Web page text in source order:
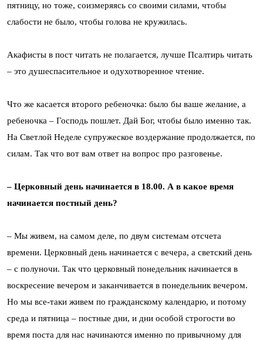
пятницу, но тоже, соизмеряясь со своими силами, чтобы
слабости не было, чтобы голова не кружилась.
Акафисты в пост читать не полагается, лучше Псалтирь читать
– это душеспасительное и одухотворенное чтение.
Что же касается второго ребеночка: было бы ваше желание, а
ребеночка – Господь пошлет. Дай Бог, чтобы было именно так.
На Светлой Неделе супружеское воздержание продолжается, по
силам. Так что вот вам ответ на вопрос про разговенье.
– Церковный день начинается в 18.00. А в какое время
начинается постный день?
– Мы живем, на самом деле, по двум системам отсчета
времени. Церковный день начинается с вечера, а светский день
– с полуночи. Так что церковный понедельник начинается в
воскресение вечером и заканчивается в понедельник вечером.
Но мы все-таки живем по гражданскому календарю, и потому
среда и пятница – постные дни, и дни особой строгости во
время поста для нас начинаются именно по привычному для